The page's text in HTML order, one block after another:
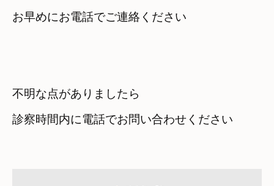
不明な点がありましたら
診察時間内に電話でお問い合わせください